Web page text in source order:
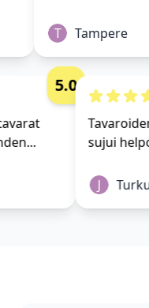
T Tampere
tavarat
5.0
sujui
J